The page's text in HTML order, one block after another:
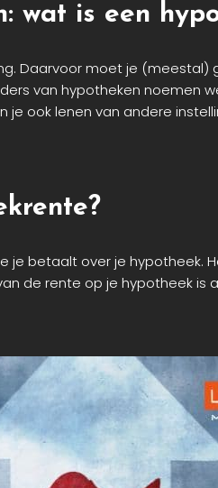
wat is een
Daarvoor moet je
van hypotheken noemen
je ook lenen van andere
je betaalt over je hypotheek.
de rente op je hypotheek is